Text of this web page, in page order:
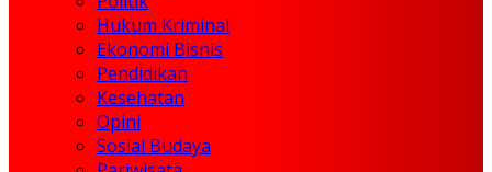
Hukum Kriminal
Ekonomi Bisnis
Pendidikan
Kesehatan
Opini
Sosial Budaya